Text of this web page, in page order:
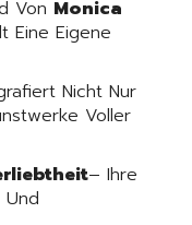
Von Monica
Eine Eigene
Nicht Nur
Voller
– Ihre